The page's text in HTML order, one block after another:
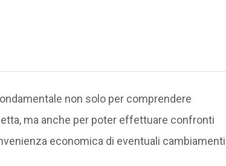
non solo per comprendere
ma anche per poter effettuare confronti
economica di eventuali cambiamenti